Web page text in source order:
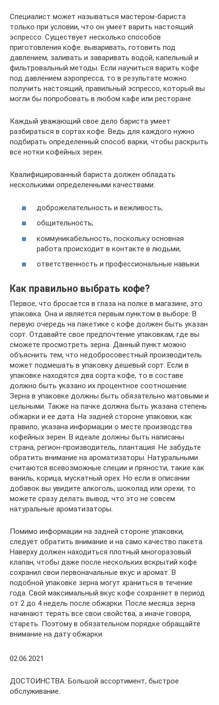
Специалист может называться мастером-бариста
только при условии, что он умеет варить настоящий
эспрессо. Существует несколько способов
приготовления кофе: вываривать, готовить под
давлением, заливать и заваривать водой, капельный и
фильтровальный методы. Если научиться варить кофе
под давлением аэропресса, то в результате можно
получить настоящий, правильный эспрессо, который вы
могли бы попробовать в любом кафе или ресторане.
Каждый уважающий свое дело бариста умеет
разбираться в сортах кофе. Ведь для каждого нужно
подбирать определенный способ варки, чтобы раскрыть
все нотки кофейных зерен.
Квалифицированный бариста должен обладать
несколькими определенными качествами:
доброжелательность и вежливость;
общительность;
коммуникабельность, поскольку основная
работа происходит в контакте в людьми;
ответственность и профессиональные навыки.
Как правильно выбрать кофе?
Первое, что бросается в глаза на полке в магазине, это
упаковка. Она и является первым пунктом в выборе. В
первую очередь на пакетике с кофе должен быть указан
сорт. Отдавайте свое предпочтение упаковкам, где вы
сможете просмотреть зерна. Данный пункт можно
объяснить тем, что недобросовестный производитель
может подмешать в упаковку дешевый сорт. Если в
упаковке находятся два сорта кофе, то в составе
должно быть указано их процентное соотношение.
Зерна в упаковке должны быть обязательно матовыми и
цельными. Также на пачке должна быть указана степень
обжарки и ее дата. На задней стороне упаковки, как
правило, указана информации о месте производства
кофейных зерен. В идеале должны быть написаны
страна, регион-производитель, плантация. Не забудьте
обратить внимание на ароматизаторы. Натуральными
считаются всевозможные специи и пряности, такие как
ваниль, корица, мускатный орех. Но если в описании
добавок вы увидите алкоголь, шоколад или орехи, то
можете сразу делать вывод, что это не совсем
натуральные ароматизаторы.
Помимо информации на задней стороне упаковки,
следует обратить внимание и на само качество пакета.
Наверху должен находиться плотный многоразовый
клапан, чтобы даже после нескольких вскрытий кофе
сохранил свои первоначальные вкус и аромат. В
подобной упаковке зерна могут храниться в течение
года. Свой максимальный вкус кофе сохраняет в период
от 2 до 4 недель после обжарки. После месяца зерна
начинают терять все свои свойства, а иначе говоря,
стареть. Поэтому в обязательном порядке обращайте
внимание на дату обжарки.
02.06.2021
ДОСТОИНСТВА: Большой ассортимент, быстрое
обслуживание.